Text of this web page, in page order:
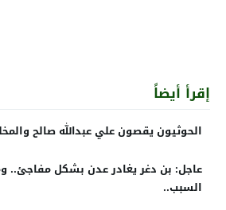
إقرأ أيضاً
الحوثيون يقصون علي عبدالله صالح
عاجل: بن دغر يغادر عدن بشكل مفاجئ..
السبب..